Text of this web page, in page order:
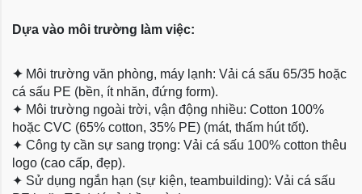
Dựa vào môi trường làm việc:
✦ Môi trường văn phòng, máy lạnh: Vải cá sấu 65/35 hoặc
cá sấu PE (bền, ít nhăn, đứng form).
✦ Môi trường ngoài trời, vận động nhiều: Cotton 100%
hoặc CVC (65% cotton, 35% PE) (mát, thấm hút tốt).
✦ Công ty cần sự sang trọng: Vải cá sấu 100% cotton thêu
logo (cao cấp, đẹp).
✦ Sử dụng ngắn hạn (sự kiện, teambuilding): Vải cá sấu